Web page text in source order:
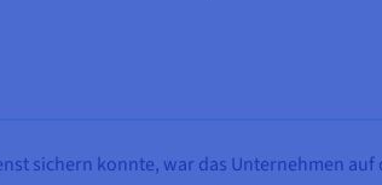
sichern konnte, war das Unternehmen